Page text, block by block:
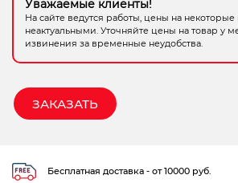
Электрохозтовары
Уважаемые клиенты!
На сайте ведутся работы, цены на
неактуальными. Уточняйте цены на товар у
извинения за временные неудобства.
ЗАКАЗАТЬ
Бесплатная доставка - от 10000 руб.